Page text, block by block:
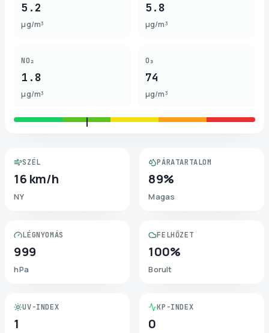
5.2
µg/m³
5.8
µg/m³
NO₂
1.8
µg/m³
O₃
74
µg/m³
SZÉL
16 km/h
NY
PÁRATARTALOM
89%
Magas
LÉGNYOMÁS
999
hPa
FELHŐZET
100%
Borult
UV-INDEX
1
KP-INDEX
0